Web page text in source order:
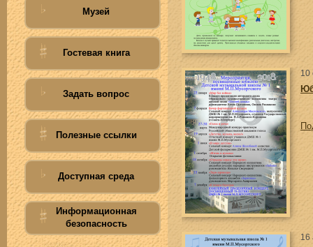
Музей
Гостевая книга
Задать вопрос
Полезные ссылки
Доступная среда
Информационная
безопасность
10
16